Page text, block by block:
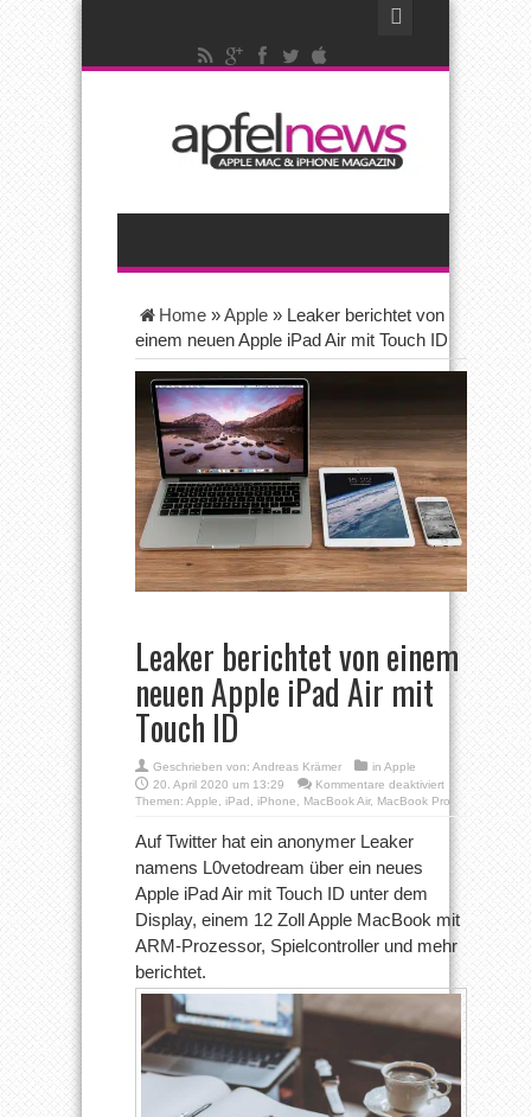
Home »Apple » Leaker berichtet von
einem neuen Apple iPad Air mit Touch ID
Leaker berichtet von einem
neuen Apple iPad Air mit
Touch ID
Geschrieben von: Andreas Krämer in Apple
20. April 2020 um 13:29
Kommentare deaktiviertfür
Leaker
berichtet
einem
neuen
Apple
Air
Touch
Themen: Apple iPad iPhone MacBook Air, MacBook Pro
Auf Twitter hat ein anonymer Leaker
namens L0vetodream über ein neues
Apple iPad Air mit Touch ID unter dem
Display, einem 12 Zoll Apple MacBook mit
ARM-Prozessor, Spielcontroller und mehr
berichtet.